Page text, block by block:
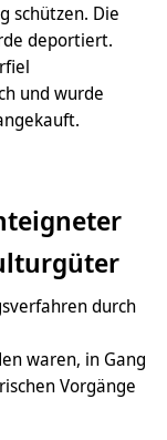
schützen. Die
deportiert.
und wurde
durch
waren, in Gang
Vorgänge